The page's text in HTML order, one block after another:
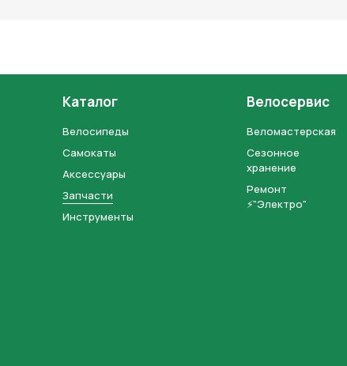
Каталог
Велосипеды
Самокаты
Аксессуары
Запчасти
Инструменты
Велосервис
Веломастерская
Сезонное
хранение
Ремонт
⚡"Электро"